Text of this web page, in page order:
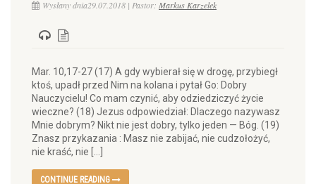
Wysłany dnia29.07.2018 | Pastor: Markus Karzelek
Mar. 10,17-27 (17) A gdy wybierał się w drogę, przybiegł
ktoś, upadł przed Nim na kolana i pytał Go: Dobry
Nauczycielu! Co mam czynić, aby odziedziczyć życie
wieczne? (18) Jezus odpowiedział: Dlaczego nazywasz
Mnie dobrym? Nikt nie jest dobry, tylko jeden — Bóg. (19)
Znasz przykazania : Masz nie zabijać, nie cudzołożyć,
nie kraść, nie […]
CONTINUE READING